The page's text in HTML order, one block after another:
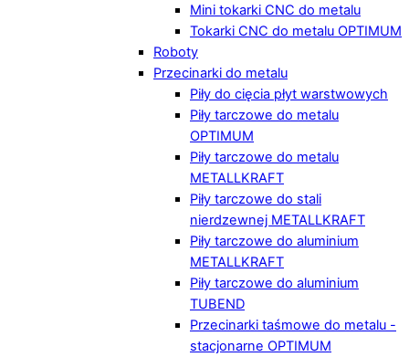
Mini tokarki CNC do metalu
Tokarki CNC do metalu OPTIMUM
Roboty
Przecinarki do metalu
Piły do cięcia płyt warstwowych
Piły tarczowe do metalu
OPTIMUM
Piły tarczowe do metalu
METALLKRAFT
Piły tarczowe do stali
nierdzewnej METALLKRAFT
Piły tarczowe do aluminium
METALLKRAFT
Piły tarczowe do aluminium
TUBEND
Przecinarki taśmowe do metalu -
stacjonarne OPTIMUM